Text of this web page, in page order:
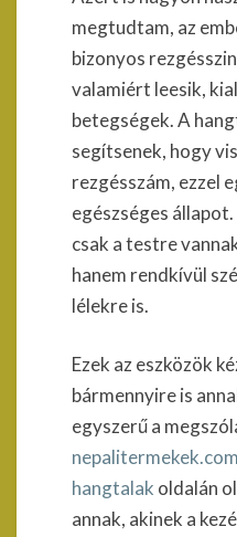
megtudtam, az
bizonyos
valamiért leesik,
betegségek. A
segítsenek, hogy
rezgésszám, ezzel
egészséges
csak a testre
hanem rendkívül
lélekre is.
Ezek az eszközök
bármennyire is
egyszerű a
hangtalak oldalán
annak, akinek a